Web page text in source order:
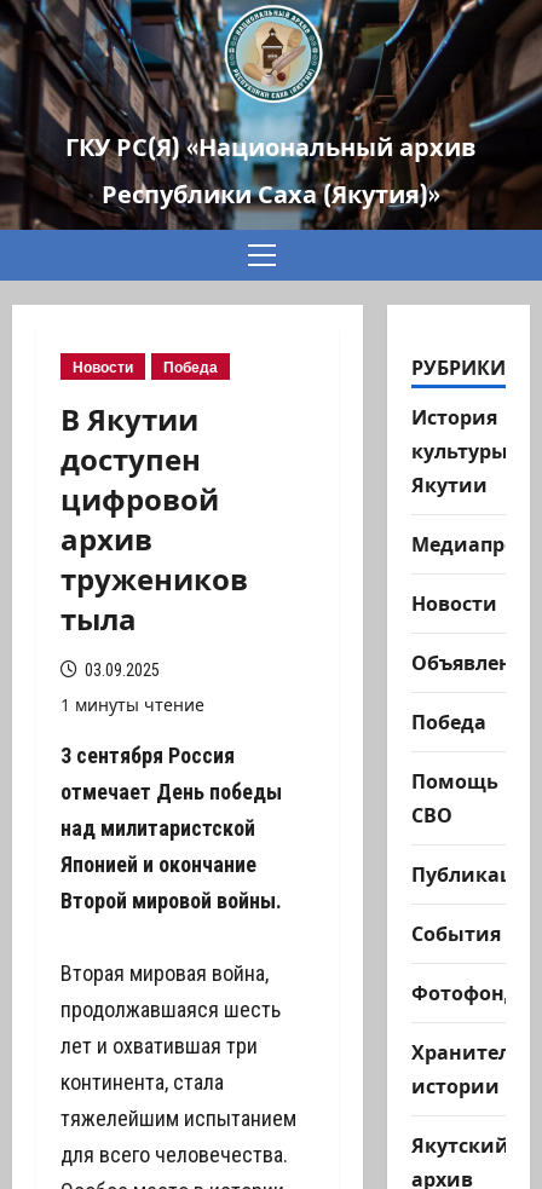
ГКУ РС(Я) «Национальный архив
Республики Саха (Якутия)»
Основное
Новости Победа
В Якутии
доступен
цифровой
архив
тружеников
тыла
03.09.2025
1 минуты чтение
3 сентября Россия
отмечает День победы
над милитаристской
Японией и окончание
Второй мировой войны.
Вторая мировая война,
продолжавшаяся шесть
лет и охватившая три
континента, стала
тяжелейшим испытанием
для всего человечества.
РУБРИКИ
История
культуры
Якутии
Новости
Объявления
Победа
Помощь
СВО
Публикации
События
Фотофонд
Хранители
истории
Якутский
архив